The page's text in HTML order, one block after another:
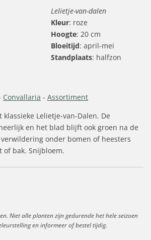
Lelietje-van-dalen
Kleur: roze
Hoogte: 20 cm
Bloeitijd: april-mei
Standplaats: halfzon
Convallaria - Assortiment
klassieke Lelietje-van-Dalen. De
en het blad blijft ook groen na de
onder bomen of heesters
of bak. Snijbloem.
Niet alle planten zijn gedurende het hele seizoen
en informeer of bestel tijdig.